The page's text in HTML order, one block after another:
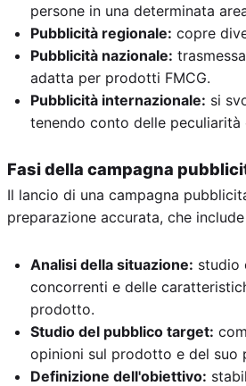
persone in una determinata
Pubblicità regionale: copre
Pubblicità nazionale:
adatta per prodotti FMCG.
Pubblicità internazionale: si
tenendo conto delle peculiarità
Fasi della campagna
Il lancio di una campagna
preparazione accurata, che
Analisi della situazione: studio
concorrenti e delle
prodotto.
Studio del pubblico target:
opinioni sul prodotto e del suo
Definizione dell'obiettivo: